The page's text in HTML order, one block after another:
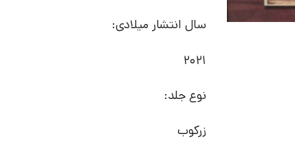
سال انتشار میلادی:
2021
نوع جلد:
زرکوب